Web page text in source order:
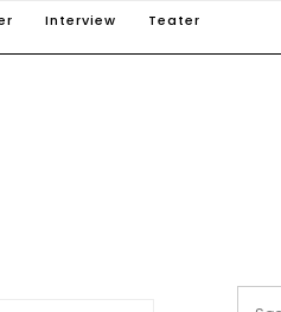
Interview Teater